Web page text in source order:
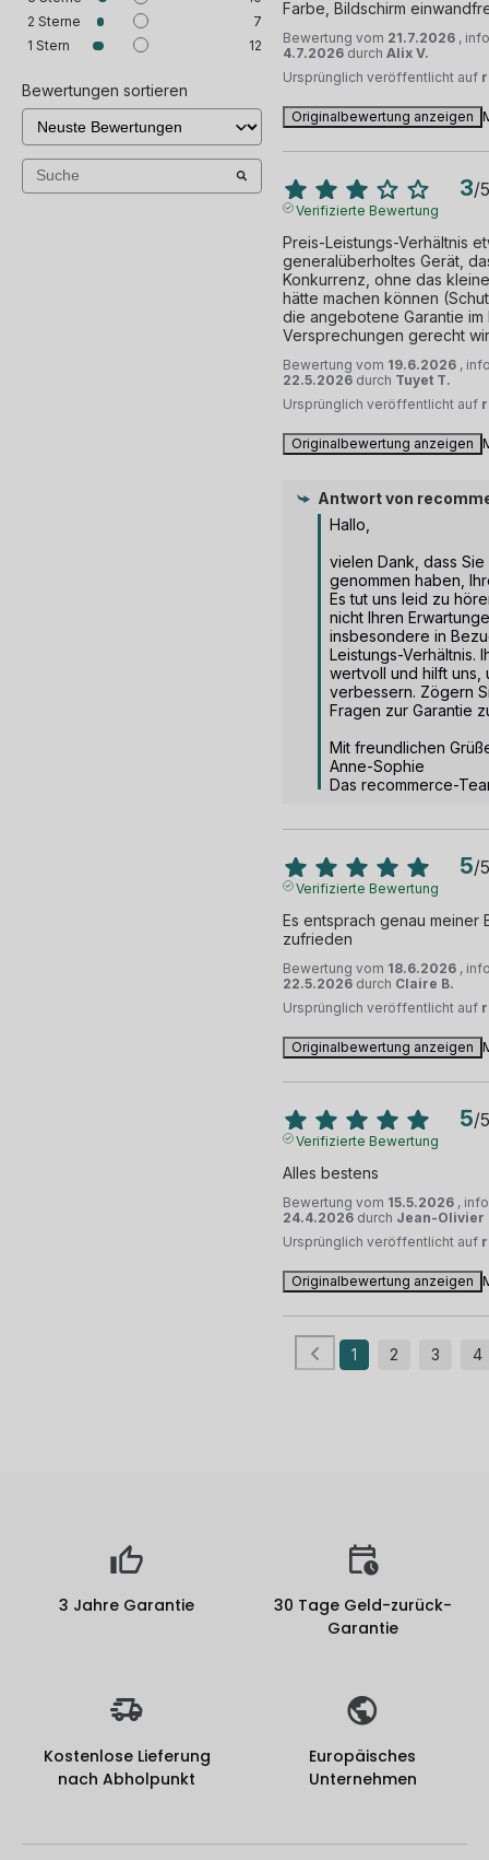
2 Sterne
7
1 Stern 12
Bewertungen sortieren
Farbe, Bildschirm
Bewertung vom 21.7.2026 ,
4.7.2026 durch Alix V.
Ursprünglich veröffentlicht auf
Originalbewertung anzeigen
3/5
Verifizierte Bewertung
Preis-Leistungs-Verhältnis
generalüberholtes Gerät,
Konkurrenz, ohne das
hätte machen können
die angebotene Garantie
Versprechungen gerecht
Bewertung vom 19.6.2026 ,
22.5.2026 durch Tuyet T.
Ursprünglich veröffentlicht auf
Originalbewertung anzeigen
Antwort von
Hallo,
vielen Dank, dass
genommen haben,
Es tut uns leid zu
nicht Ihren
insbesondere in
Leistungs-Verhältnis.
wertvoll und hilft uns,
verbessern. Zögern
Fragen zur Garantie
Mit freundlichen
Anne-Sophie
Das recommerce-
5/5
Verifizierte Bewertung
Es entsprach genau meiner
zufrieden
Bewertung vom 18.6.2026 ,
22.5.2026 durch Claire B.
Ursprünglich veröffentlicht auf
Originalbewertung anzeigen
5/5
Verifizierte Bewertung
Alles bestens
Bewertung vom 15.5.2026 ,
24.4.2026 durch Jean-Olivier
Ursprünglich veröffentlicht auf
Originalbewertung anzeigen
1 2 3 4
3 Jahre Garantie
30 Tage Geld-zurück-
Garantie
Kostenlose Lieferung
nach Abholpunkt
Europäisches
Unternehmen